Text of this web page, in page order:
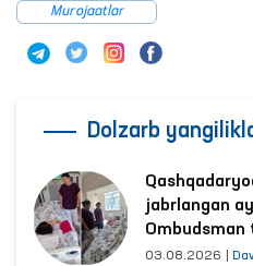
Murojaatlar
Dolzarb
jabrlangan
Ombudsman
03.08.2026